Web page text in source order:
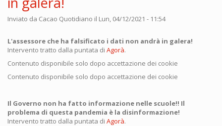
Inviato da Cacao Quotidiano il Lun, 04/12/2021 - 11:54
L'assessore che ha falsificato i dati non andrà in galera!
Intervento tratto dalla puntata di Agorà.
Contenuto disponibile solo dopo accettazione dei cookie
Contenuto disponibile solo dopo accettazione dei cookie
Il Governo non ha fatto informazione nelle scuole!! Il
problema di questa pandemia è la disinformazione!
Intervento tratto dalla puntata di Agorà.